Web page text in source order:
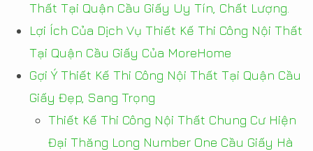
Thất Tại Quận Cầu Giấy Uy Tín, Chất Lượng.
Lợi Ích Của Dịch Vụ Thiết Kế Thi Công Nội Thất
Tại Quận Cầu Giấy Của MoreHome
Gợi Ý Thiết Kế Thi Công Nội Thất Tại Quận Cầu
Giấy Đẹp, Sang Trọng
Thiết Kế Thi Công Nội Thất Chung Cư Hiện
Đại Thăng Long Number One Cầu Giấy Hà